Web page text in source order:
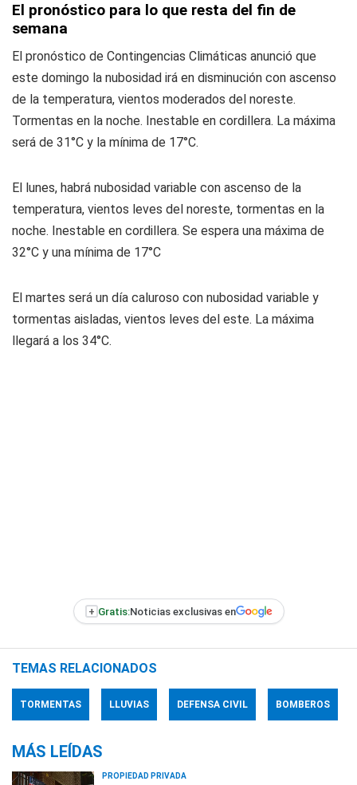
El pronóstico para lo que resta del fin de
semana
El pronóstico de Contingencias Climáticas anunció que
este domingo la nubosidad irá en disminución con ascenso
de la temperatura, vientos moderados del noreste.
Tormentas en la noche. Inestable en cordillera. La máxima
será de 31°C y la mínima de 17°C.
El lunes, habrá nubosidad variable con ascenso de la
temperatura, vientos leves del noreste, tormentas en la
noche. Inestable en cordillera. Se espera una máxima de
32°C y una mínima de 17°C
El martes será un día caluroso con nubosidad variable y
tormentas aisladas, vientos leves del este. La máxima
llegará a los 34°C.
+ Gratis:Noticias exclusivas en
TEMAS RELACIONADOS
TORMENTAS LLUVIAS DEFENSA CIVIL BOMBEROS
MÁS LEÍDAS
PROPIEDAD PRIVADA